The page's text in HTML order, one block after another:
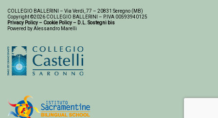
COLLEGIO BALLERINI – Via Verdi, 77 – 20831 Seregno (MB)
Copyright ©2026 COLLEGIO BALLERINI – P.IVA 00593940125
Privacy Policy– Cookie Policy– D.L. Sostegni bis
Powered by Alessandro Marelli